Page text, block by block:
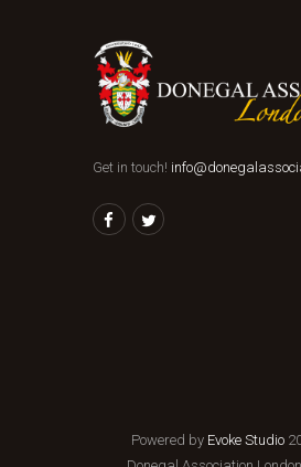
Get in touch!
Powered by Evoke Studio